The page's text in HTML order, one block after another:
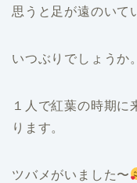
思うと足が遠のいて
いつぶりでしょうか。
１人で紅葉の時期に
ります。
ツバメがいました〜